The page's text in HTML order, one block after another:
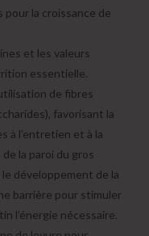
la croissance de
et les valeurs
essentielle.
de fibres
favorisant la
à l’entretien et à la
la paroi du gros
développement de la
barrière pour stimuler
l’énergie nécessaire.